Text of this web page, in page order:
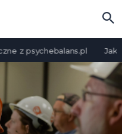
z psychebalans.pl Jak